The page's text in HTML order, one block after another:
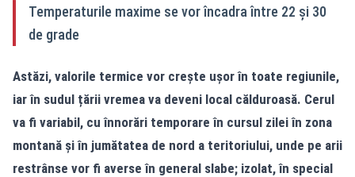
Temperaturile maxime se vor încadra între 22 și 30
de grade
Astăzi, valorile termice vor crește ușor în toate regiunile,
iar în sudul țării vremea va deveni local călduroasă. Cerul
va fi variabil, cu înnorări temporare în cursul zilei în zona
montană și în jumătatea de nord a teritoriului, unde pe arii
restrânse vor fi averse în general slabe; izolat, în special